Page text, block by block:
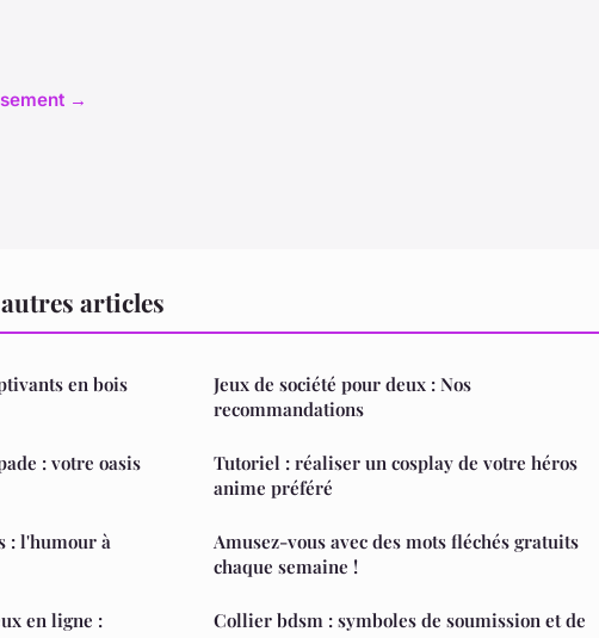
→
articles
en bois
: votre oasis
: l'humour à
en ligne :
Jeux de société pour deux : Nos
recommandations
Tutoriel : réaliser un cosplay de votre héros
anime préféré
Amusez-vous avec des mots fléchés gratuits
chaque semaine !
Collier bdsm : symboles de soumission et de